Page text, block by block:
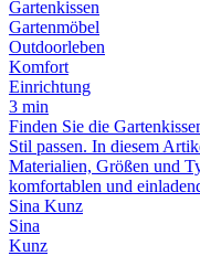
Gartenkissen
Gartenmöbel
Outdoorleben
Komfort
Einrichtung
3 min
Finden Sie die
Stil passen. In diesem
Materialien, Größen und
komfortablen und
Sina Kunz
Sina
Kunz